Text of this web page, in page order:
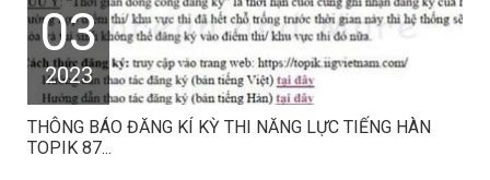
03
2023
THÔNG BÁO ĐĂNG KÍ KỲ THI NĂNG LỰC TIẾNG HÀN
TOPIK 87...